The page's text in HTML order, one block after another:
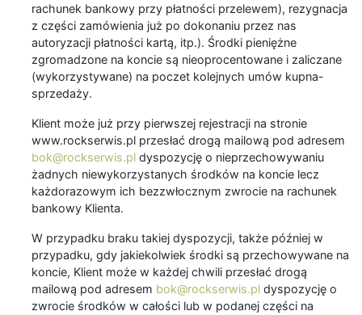
rachunek bankowy przy płatności przelewem), rezygnacja
z części zamówienia już po dokonaniu przez nas
autoryzacji płatności kartą, itp.). Środki pieniężne
zgromadzone na koncie są nieoprocentowane i zaliczane
(wykorzystywane) na poczet kolejnych umów kupna-
sprzedaży.
Klient może już przy pierwszej rejestracji na stronie
www.rockserwis.pl przesłać drogą mailową pod adresem
bok@rockserwis.pl dyspozycję o nieprzechowywaniu
żadnych niewykorzystanych środków na koncie lecz
każdorazowym ich bezzwłocznym zwrocie na rachunek
bankowy Klienta.
W przypadku braku takiej dyspozycji, także później w
przypadku, gdy jakiekolwiek środki są przechowywane na
koncie, Klient może w każdej chwili przesłać drogą
mailową pod adresem bok@rockserwis.pl dyspozycję o
zwrocie środków w całości lub w podanej części na